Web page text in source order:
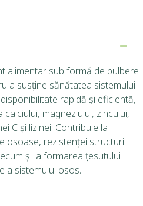
alimentar sub formă de pulbere
a susține sănătatea sistemului
rapidă și eficientă,
magneziului, zincului,
C și lizinei. Contribuie la
osoase, rezistenței structurii
și la formarea țesutului
a sistemului osos.